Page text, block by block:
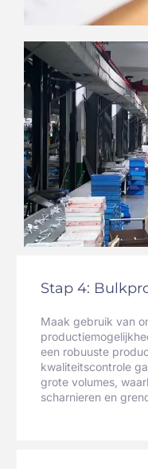
Stap 4:
Maak gebruik van
een robuuste
kwaliteitscontrole
grote volumes,
scharnieren en